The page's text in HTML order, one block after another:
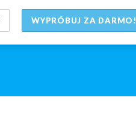
WYPRÓBUJ ZA DARMO!